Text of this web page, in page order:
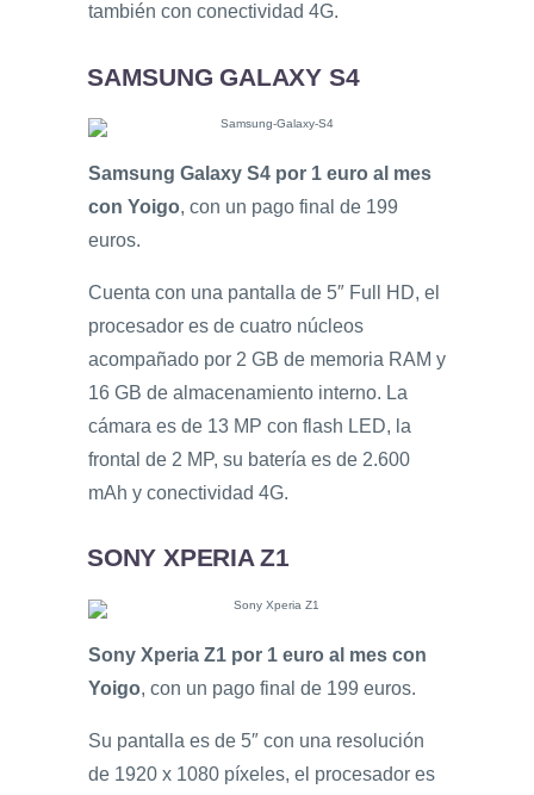
también con conectividad 4G.
SAMSUNG GALAXY S4
Samsung Galaxy S4 por 1 euro al mes
con Yoigo, con un pago final de 199
euros.
Cuenta con una pantalla de 5″ Full HD, el
procesador es de cuatro núcleos
acompañado por 2 GB de memoria RAM y
16 GB de almacenamiento interno. La
cámara es de 13 MP con flash LED, la
frontal de 2 MP, su batería es de 2.600
mAh y conectividad 4G.
SONY XPERIA Z1
Sony Xperia Z1 por 1 euro al mes con
Yoigo, con un pago final de 199 euros.
Su pantalla es de 5″ con una resolución
de 1920 x 1080 píxeles, el procesador es